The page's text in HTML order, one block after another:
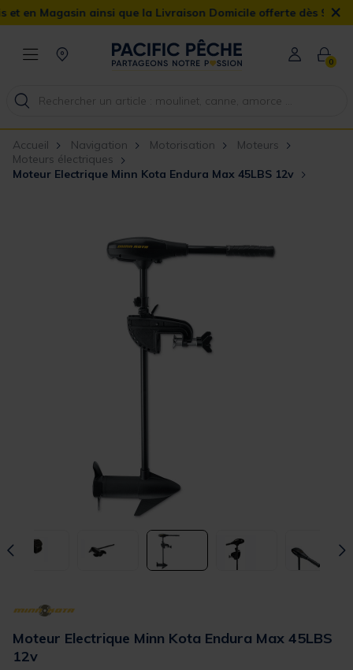
ainsi que la Livraison Domicile offerte dès 90€ ×
0
Accueil Navigation Motorisation
Moteurs
Moteurs électriques
Moteur Electrique Minn Kota Endura Max 45LBS 12v
Moteur Electrique Minn Kota Endura Max 45LBS
12v